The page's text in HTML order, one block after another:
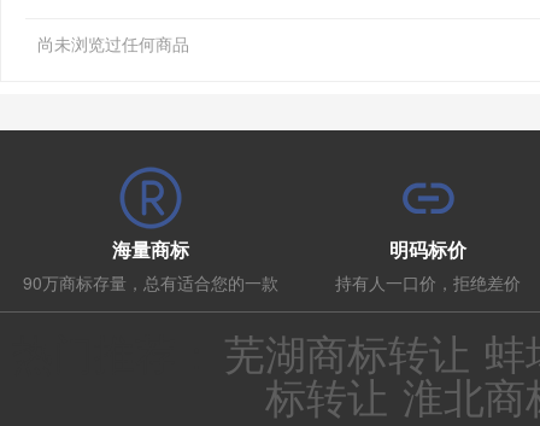
尚未浏览过任何商品
海量商标
90万商标存量，总有适合您的一款
明码标价
持有人一口价，拒绝差价
芜湖商标转让 蚌
标转让 淮北商